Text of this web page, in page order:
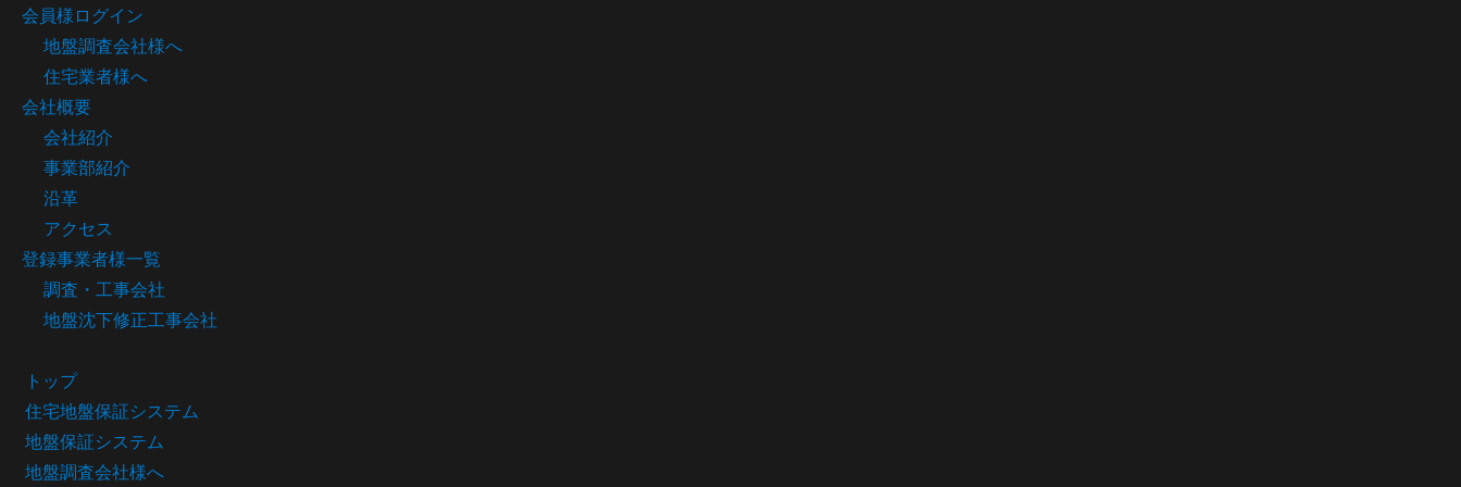
会員様ログイン
地盤調査会社様へ
住宅業者様へ
会社概要
会社紹介
事業部紹介
沿革
アクセス
登録事業者様一覧
調査・工事会社
地盤沈下修正工事会社
トップ
住宅地盤保証システム
地盤保証システム
地盤調査会社様へ